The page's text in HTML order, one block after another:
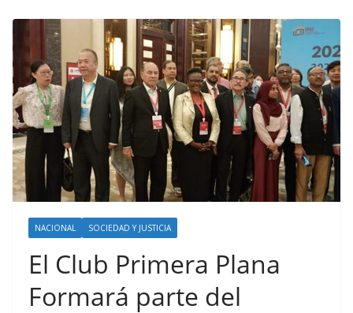
NACIONAL SOCIEDAD Y JUSTICIA
El Club Primera Plana
Formará parte del